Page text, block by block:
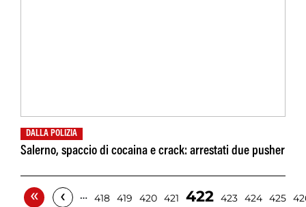
DALLA POLIZIA
Salerno, spaccio di cocaina e crack: arrestati due pusher
« ‹ … 418 419 420 421 422 423 424 425